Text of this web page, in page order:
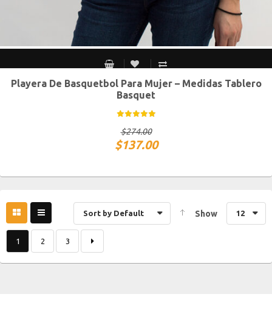
CH M G XG
Playera De Basquetbol Para Mujer – Medidas Tablero
Basquet
$274.00
$137.00
Sort by Default Show 12
1 2 3